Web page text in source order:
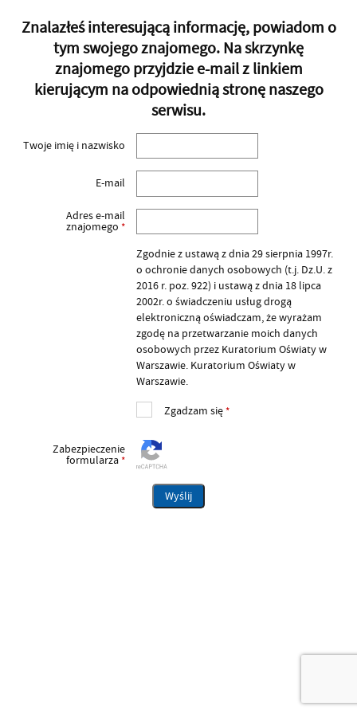
Znalazłeś interesującą informację, powiadom o
tym swojego znajomego. Na skrzynkę
znajomego przyjdzie e-mail z linkiem
kierującym na odpowiednią stronę naszego
serwisu.
Twoje imię i nazwisko
E-mail
Adres e-mail
znajomego *
Zgodnie z ustawą z dnia 29 sierpnia 1997r.
o ochronie danych osobowych (t.j. Dz.U. z
2016 r. poz. 922) i ustawą z dnia 18 lipca
2002r. o świadczeniu usług drogą
elektroniczną oświadczam, że wyrażam
zgodę na przetwarzanie moich danych
osobowych przez Kuratorium Oświaty w
Warszawie. Kuratorium Oświaty w
Warszawie.
Zgadzam się*
Zabezpieczenie
formularza*